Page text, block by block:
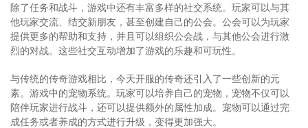
除了任务和战斗，游戏中还有丰富多样的社交系统。玩家可以与其
他玩家交流、结交新朋友，甚至创建自己的公会。公会可以为玩家
提供更多的帮助和支持，并且可以组织公会战，与其他公会进行激
烈的对战。这些社交互动增加了游戏的乐趣和可玩性。
与传统的传奇游戏相比，今天开服的传奇还引入了一些创新的元
素。游戏中的宠物系统。玩家可以培养自己的宠物，宠物不仅可以
陪伴玩家进行战斗，还可以提供额外的属性加成。宠物可以通过完
成任务或者养成的方式进行升级，变得更加强大。